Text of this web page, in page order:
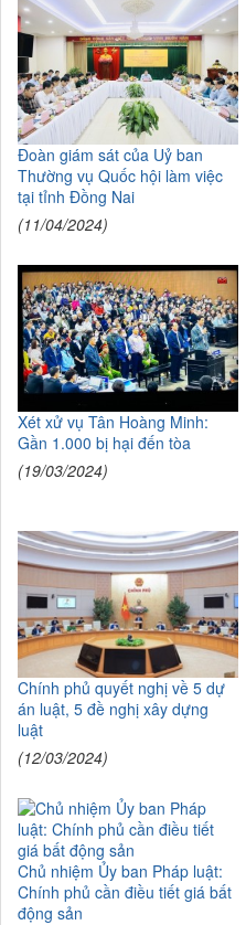
Đoàn giám sát của Uỷ ban
Thường vụ Quốc hội làm việc
tại tỉnh Đồng Nai
(11/04/2024)
Xét xử vụ Tân Hoàng Minh:
Gần 1.000 bị hại đến tòa
(19/03/2024)
Chính phủ quyết nghị về 5 dự
án luật, 5 đề nghị xây dựng
luật
(12/03/2024)
Chủ nhiệm Ủy ban Pháp luật:
Chính phủ cần điều tiết giá bất
động sản